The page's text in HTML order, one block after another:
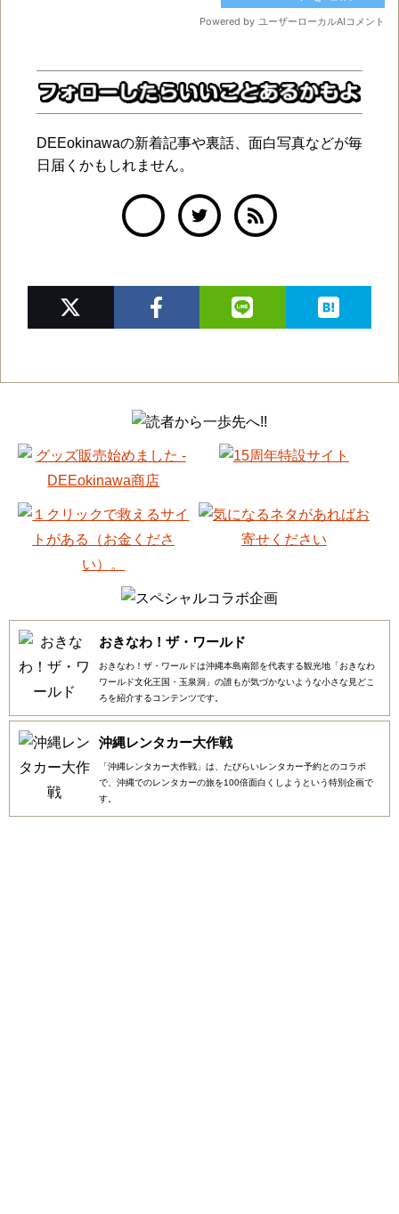
DEEokinawaの新着記事や裏話、面白写真などが毎
日届くかもしれません。
おきなわ！ザ・ワールド
おきなわ！ザ・ワールドは沖縄本島南部を代表する観光地「おきなわ
ワールド文化王国・玉泉洞」の誰もが気づかないような小さな見どこ
ろを紹介するコンテンツです。
沖縄レンタカー大作戦
「沖縄レンタカー大作戦」は、たびらいレンタカー予約とのコラボ
で、沖縄でのレンタカーの旅を100倍面白くしようという特別企画で
す。